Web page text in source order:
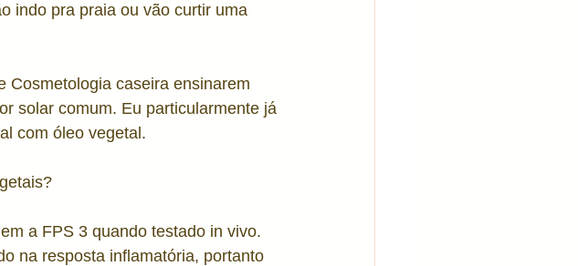
Poluição e Pele Peles sensíveis
indo pra praia ou vão curtir uma
Cosmetologia caseira ensinarem
solar comum. Eu particularmente já
com óleo vegetal.
a FPS 3 quando testado in vivo.
na resposta inflamatória, portanto